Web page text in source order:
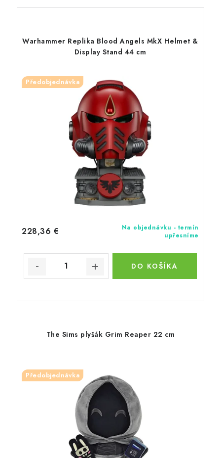
Warhammer Replika Blood Angels MkX Helmet &
Display Stand 44 cm
Předobjednávka
Na objednávku - termín
upřesníme
228,36 €
DO KOŠÍKA
The Sims plyšák Grim Reaper 22 cm
Předobjednávka